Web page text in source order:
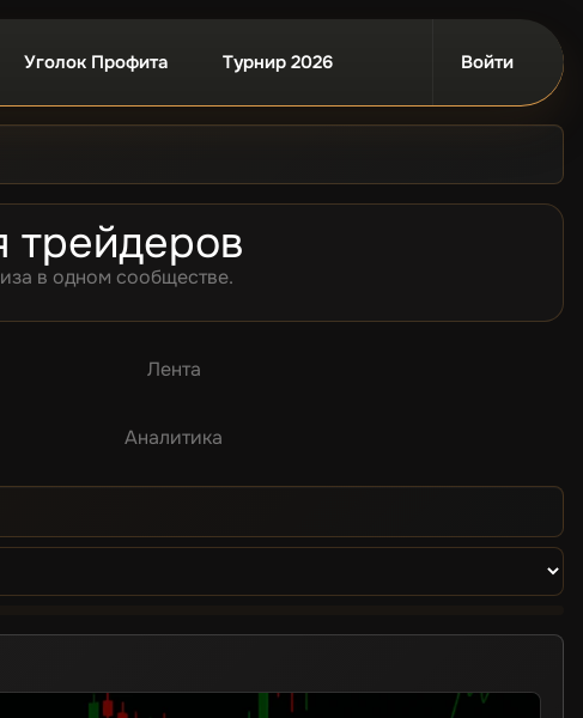
Войти
Уголок Профита Турнир 2026
трейдеров
в одном сообществе.
Лента
Аналитика